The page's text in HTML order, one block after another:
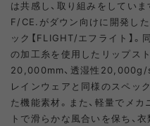
は共感し、取り組みをしていま
F/CE.がダウン向けに開発し
ック【FLIGHT/エフライト】
の加工糸を使用したリップス
20,000mm、透湿性
レインウェアと同様のスペッ
た機能素材。また、軽量でメ
トで滑らかな風合いを保ち、